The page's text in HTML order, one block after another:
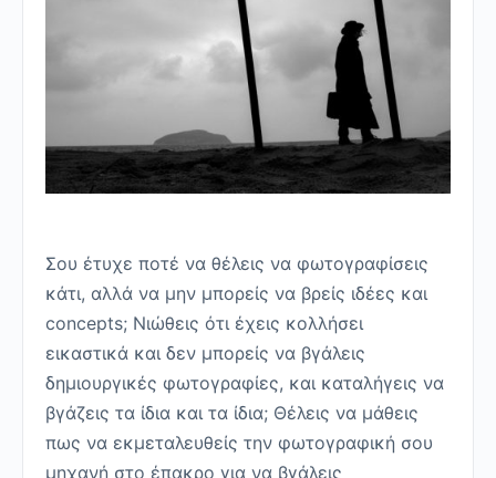
Σου έτυχε ποτέ να θέλεις να φωτογραφίσεις
κάτι, αλλά να μην μπορείς να βρείς ιδέες και
concepts; Νιώθεις ότι έχεις κολλήσει
εικαστικά και δεν μπορείς να βγάλεις
δημιουργικές φωτογραφίες, και καταλήγεις να
βγάζεις τα ίδια και τα ίδια; Θέλεις να μάθεις
πως να εκμεταλευθείς την φωτογραφική σου
μηχανή στο έπακρο για να βγάλεις